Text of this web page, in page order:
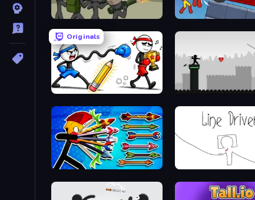
Stickman History Battle
Originals
Doodle Smash Javelin Fighting
Archer Ragdoll Masters